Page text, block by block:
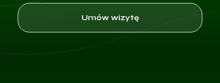
Umów wizytę